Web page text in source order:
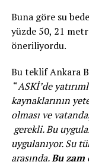
Buna göre su
yüzde 50, 21
öneriliyordu.
Bu teklif Ankara
“ASKİ’de
kaynaklarının
olması ve
gerekli. Bu
uygulanıyor. Su
arasında.Bu zam